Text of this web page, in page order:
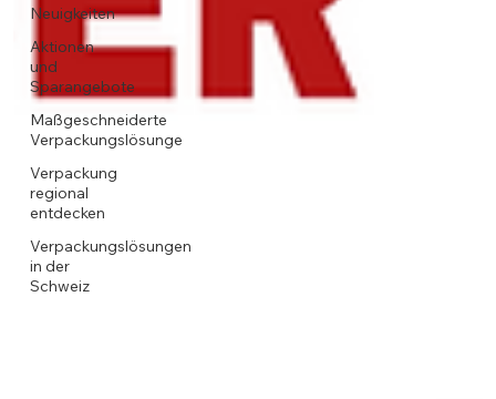
Neuigkeiten
Aktionen
und
Sparangebote
Maßgeschneiderte
Verpackungslösunge
Verpackung
regional
entdecken
Verpackungslösungen
in der
Schweiz